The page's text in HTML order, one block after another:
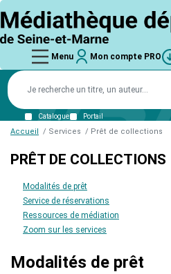
au
logo
main_menu
Main
navigation
Menu
La
MD77
L'équipe
Schéma départemental
Collections
Nouveautés
Ressources numériques
Collections thématiques
Matériel de médiation
Informations pratiques
user_account
User
account
menu
Mon compte PRO
compte
PRO
Connexion
Mot de passe perdu
un
?
Vous êtes
particulier
?
Ressources numériques
Catalogue Portail
Accueil Services Prêt de collections
Title
PRÊT DE COLLECTIONS
Modalités de prêt
Service de réservations
Ressources de médiation
Zoom sur les services
Modalités de prêt